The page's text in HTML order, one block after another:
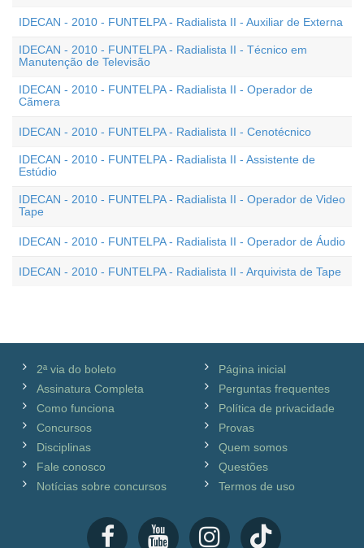
IDECAN - 2010 - FUNTELPA - Radialista II - Auxiliar de Externa
IDECAN - 2010 - FUNTELPA - Radialista II - Técnico em
Manutenção de Televisão
IDECAN - 2010 - FUNTELPA - Radialista II - Operador de
Cãmera
IDECAN - 2010 - FUNTELPA - Radialista II - Cenotécnico
IDECAN - 2010 - FUNTELPA - Radialista II - Assistente de
Estúdio
IDECAN - 2010 - FUNTELPA - Radialista II - Operador de Video
Tape
IDECAN - 2010 - FUNTELPA - Radialista II - Operador de Áudio
IDECAN - 2010 - FUNTELPA - Radialista II - Arquivista de Tape
2ª via do boleto
Assinatura Completa
Como funciona
Concursos
Disciplinas
Fale conosco
Notícias sobre concursos
Página inicial
Perguntas frequentes
Política de privacidade
Provas
Quem somos
Questões
Termos de uso